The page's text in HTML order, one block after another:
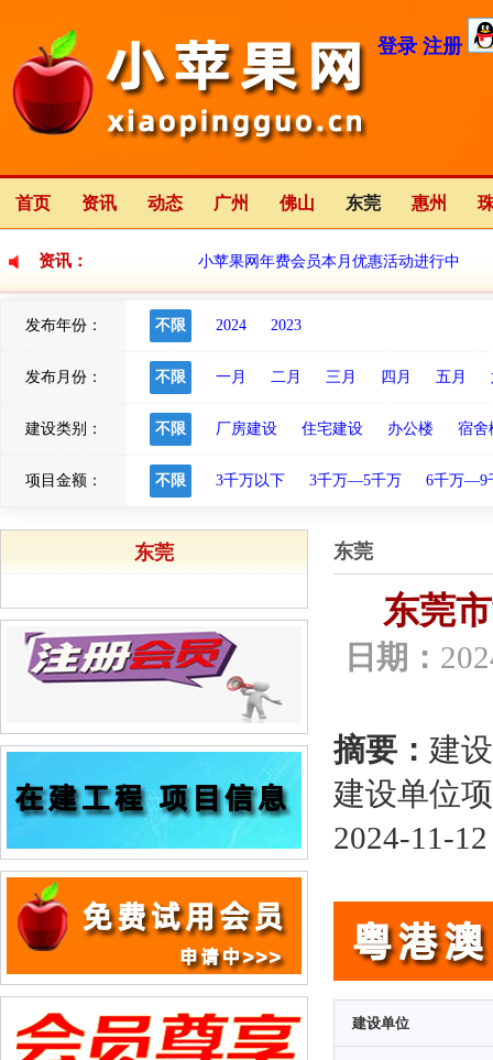
登录 注册
首页 资讯 动态 广州 佛山 东莞 惠州
资讯： 小苹果网年费会员本月优惠活动进行中
小苹果网全新改版中
发布年份： 不限 2024 2023
发布月份： 不限 一月 二月 三月 四月 五月
建设类别： 不限 厂房建设 住宅建设 办公楼 宿舍
项目金额： 不限 3千万以下 3千万—5千万 6千万—9
东莞 东莞
东莞
日期：
摘要： 建
建设单位
2024-11-
建设单位